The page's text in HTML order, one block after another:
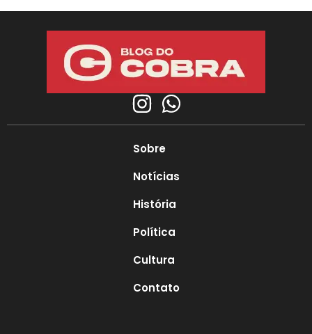
Sobre
Notícias
História
Política
Cultura
Contato